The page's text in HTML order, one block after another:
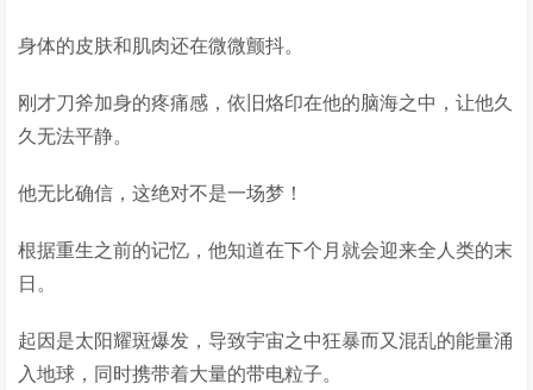
身体的皮肤和肌肉还在微微颤抖。
刚才刀斧加身的疼痛感，依旧烙印在他的脑海之中，让他久
久无法平静。
他无比确信，这绝对不是一场梦！
根据重生之前的记忆，他知道在下个月就会迎来全人类的末
日。
起因是太阳耀斑爆发，导致宇宙之中狂暴而又混乱的能量涌
入地球，同时携带着大量的带电粒子。